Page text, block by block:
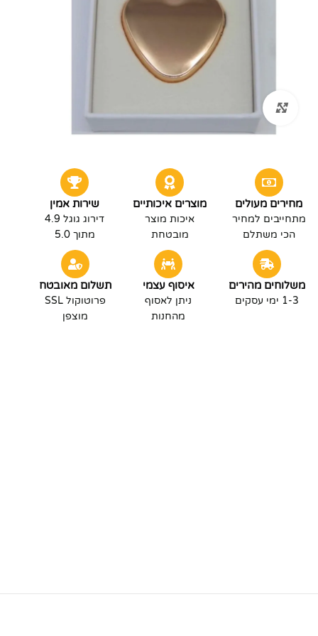
מחירים מעולים
מתחייבים למחיר
הכי משתלם
מוצרים איכותיים
איכות מוצר
מובטחת
שירות אמין
דירוג גוגל 4.9
מתוך 5.0
משלוחים מהירים
1-3 ימי עסקים
איסוף עצמי
ניתן לאסוף
מהחנות
תשלום מאובטח
פרוטוקול SSL
מוצפן